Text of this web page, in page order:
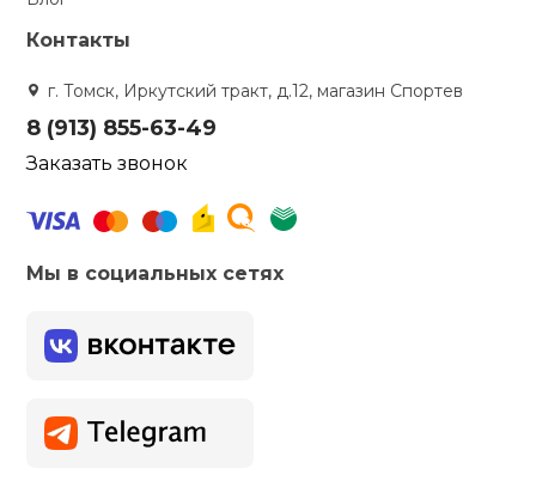
Контакты
г. Томск, Иркутский тракт, д.12, магазин Спортев
8 (913) 855-63-49
Заказать звонок
Мы в социальных сетях